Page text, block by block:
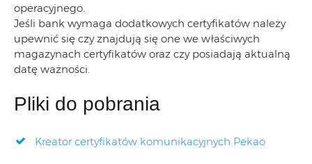
operacyjnego.
Jeśli bank wymaga dodatkowych certyfikatów należy
upewnić się czy znajdują się one we właściwych
magazynach certyfikatów oraz czy posiadają aktualną
datę ważności.
Pliki do pobrania
Kreator certyfikatów komunikacyjnych Pekao